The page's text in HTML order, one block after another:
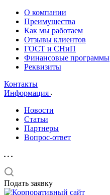
О компании
Преимущества
Как мы работаем
Отзывы клиентов
ГОСТ и СНиП
Финансовые программы
Реквизиты
Контакты
Информация
Новости
Статьи
Партнеры
Вопрос-ответ
Подать заявку